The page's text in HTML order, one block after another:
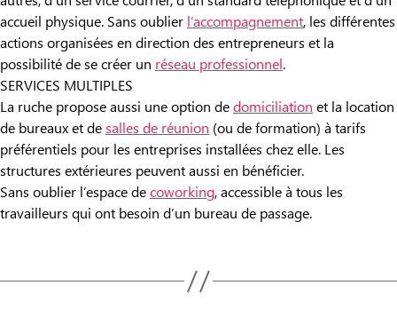
accueil physique. Sans oublier l’accompagnement, les différentes
actions organisées en direction des entrepreneurs et la
possibilité de se créer un réseau professionnel.
SERVICES MULTIPLES
La ruche propose aussi une option dedomiciliation et la location
de bureaux et desalles de réunion (ou de formation) à tarifs
préférentiels pour les entreprises installées chez elle. Les
structures extérieures peuvent aussi en bénéficier.
Sans oublier l’espace decoworking, accessible à tous les
travailleurs qui ont besoin d’un bureau de passage.